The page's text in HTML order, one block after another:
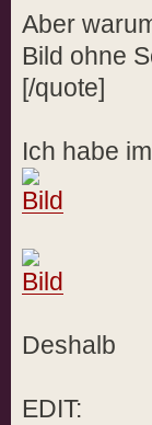
Aber
Bild ohne
[/quote]
Ich habe
Deshalb
EDIT: